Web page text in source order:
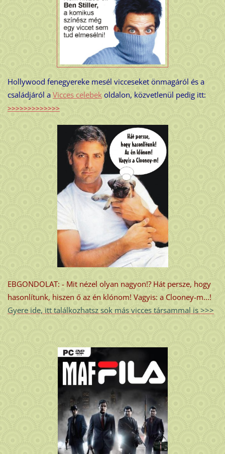
Hollywood fenegyereke mesél vicceseket önmagáról és a
családjáról a Vicces celebek oldalon, közvetlenül pedig itt:
>>>>>>>>>>>>>
EBGONDOLAT: - Mit nézel olyan nagyon!? Hát persze, hogy
hasonlítunk, hiszen ő az én klónom! Vagyis: a Clooney-m...!
Gyere ide, itt találkozhatsz sok más vicces társammal is >>>